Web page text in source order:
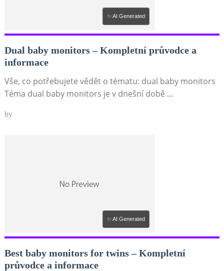
✨ AI Generated
Dual baby monitors – Kompletní průvodce a
informace
Vše, co potřebujete vědět o tématu: dual baby monitors
Téma dual baby monitors je v dnešní době …
by
✨ AI Generated
Best baby monitors for twins – Kompletní
průvodce a informace